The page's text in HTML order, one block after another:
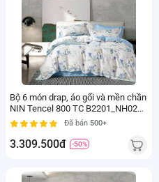
Bộ 6 món drap, áo gối và mền chần
NIN Tencel 800 TC B2201_NH026
(160x200+35cm)Đã bán 500+
3.309.500đ -50%